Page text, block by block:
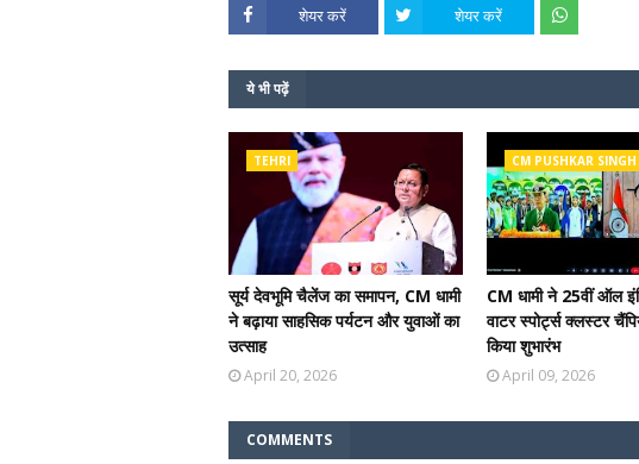
शेयर करें शेयर करें
ये भी पढ़ें
TEHRI
सूर्य देवभूमि चैलेंज का समापन, CM धामी
ने बढ़ाया साहसिक पर्यटन और युवाओं का
उत्साह
April 20, 2026
CM PUSHKAR
CM धामी ने 25वीं ऑल
वाटर स्पोर्ट्स क्लस्टर
किया शुभारंभ
April 09, 2026
COMMENTS